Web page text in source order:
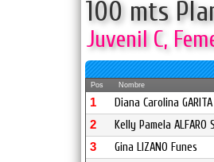
100 mts
Juvenil C,
Pos Nombre
1 Diana Carolina
2 Kelly Pamela ALFARO
3 Gina LIZANO Funes